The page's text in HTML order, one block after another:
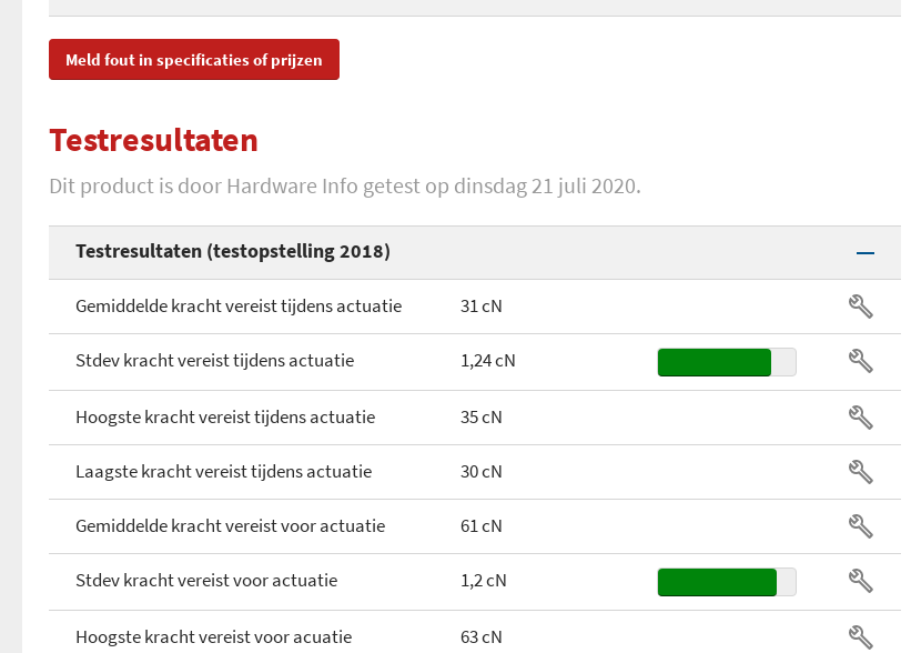
Opdruk keycaps
Cijfertoetsen
Gedeelde mediatoetsen
Applicatie toetsen
Gedeelde macrotoetsen
Verlichting instelbaar
Kleur verlichting
Profieleditor (knoppen)
Audio lijnuitgang
Audio microfooningang
Draagtas/hoes
Extra gaming keycaps
SKU
Toegevoegd aan Hardware Info
Meld fout in specificaties of prijzen
Testresultaten
Dit product is door Hardware Info getest op dinsdag 21 juli 2020.
Testresultaten (testopstelling 2018)
Gemiddelde kracht vereist tijdens actuatie 31 cN
Stdev kracht vereist tijdens actuatie 1,24 cN
Hoogste kracht vereist tijdens actuatie 35 cN
Laagste kracht vereist tijdens actuatie 30 cN
Gemiddelde kracht vereist voor actuatie 61 cN
Stdev kracht vereist voor actuatie 1,2 cN
Hoogste kracht vereist voor acuatie 63 cN